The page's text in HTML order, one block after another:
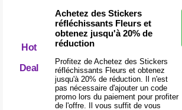
Hot
Deal
Achetez des Stickers
réfléchissants Fleurs et
obtenez jusqu'à 20% de
réduction
Profitez de Achetez des Stickers
réfléchissants Fleurs et obtenez
jusqu'à 20% de réduction. Il n'est
pas nécessaire d'ajouter un code
promo lors du paiement pour profiter
de l'offre. Il vous suffit de vous